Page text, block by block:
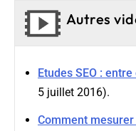
Autres
Etudes SEO :
5 juillet 2016).
Comment